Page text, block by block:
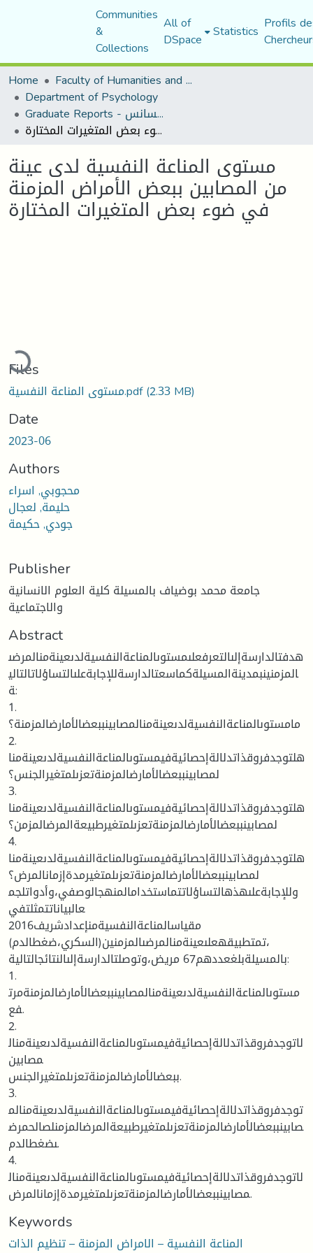
Communities
&
Collections
All of
DSpace Statistics Profils
Home
Faculty of Humanities and Social Sciences
Department of Psychology
Graduate Reports - تقارير الليسانس
مستوى المناعة النفسية لدى عينة من المصابين ببعض الأمراض المزمنة في ضوء بعض المتغيرات المختارة
مستوى المناعة النفسية لدى عينة
من المصابين ببعض الأمراض المزمنة
في ضوء بعض المتغيرات المختارة
Loading...
Files
مستوى المناعة النفسية.pdf(2.33 MB)
Date
2023-06
Authors
محجوبي, اسراء
حليمة, لعجال
جودي, حكيمة
Publisher
جامعة محمد بوضياف بالمسيلة كلية العلوم الانسانية
والاجتماعية
Abstract
هدفتالدارسةإلىالتعرفعلىمستوىالمناعةالنفسيةلدىعينةمنالمرضى
المزمنينبمدينةالمسيلةكماسعتالدارسةللإجابةعلىالتساؤلاتالتالي
ة:
1.
مامستوىالمناعةالنفسيةلدىعينةمنالمصابينببعضالأمارضالمزمنة؟
2.
هلتوجدفروقذاتدلالةإحصائيةفيمستوىالمناعةالنفسيةلدىعينةمنا
لمصابينببعضالأمارضالمزمنةتعزىلمتغيرالجنس؟
3.
هلتوجدفروقذاتدلالةإحصائيةفيمستوىالمناعةالنفسيةلدىعينةمنا
لمصابينببعضالأمارضالمزمنةتعزىلمتغيرطبيعةالمرضالمزمن؟
4.
هلتوجدفروقذاتدلالةإحصائيةفيمستوىالمناعةالنفسيةلدىعينةمنا
لمصابينببعضالأمارضالمزمنةتعزىلمتغيرمدةإزمانالمرض؟
وللإجابةعلىهذهالتساؤلاتتماستخدامالمنهجالوصفي،وأدواتلجم
عالبياناتتمثلتفي
مقياسالمناعةالنفسيةمنإعدادشريف2016
،تمتطبيقهعلىعينةمنالمرضىالمزمنين(السكري،ضغطالدم)
بالمسيلةبلغعددهم67 مريض،وتوصلتالدارسةإلىالنتائجالتالية:
1.
مستوىالمناعةالنفسيةلدىعينةمنالمصابينببعضالأمارضالمزمنةمرت
فع.
2.
لاتوجدفروقذاتدلالةإحصائيةفيمستوىالمناعةالنفسيةلدىعينةمنال
مصابين
ببعضالأمارضالمزمنةتعزىلمتغيرالجنس.
3.
توجدفروقذاتدلالةإحصائيةفيمستوىالمناعةالنفسيةلدىعينةمنالم
صابينببعضالأمارضالمزمنةتعزىلمتغيرطبيعةالمرضالمزمنلصالحمرض
ىضغطالدم.
4.
لاتوجدفروقذاتدلالةإحصائيةفيمستوىالمناعةالنفسيةلدىعينةمنال
مصابينببعضالأمارضالمزمنةتعزىلمتغيرمدةإزمانالمرض.
Keywords
المناعة النفسية – الامراض المزمنة – تنظيم الذات